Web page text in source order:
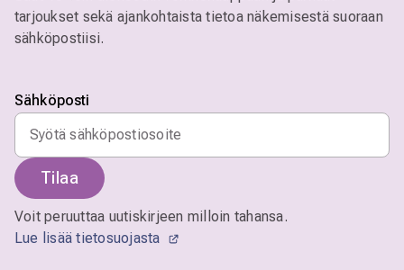
tarjoukset sekä ajankohtaista tietoa näkemisestä suoraan
sähköpostiisi.
Sähköposti
Tilaa
Voit peruuttaa uutiskirjeen milloin tahansa.
Lue lisää tietosuojasta